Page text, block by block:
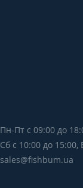
Пн-Пт с 09:00 до
Сб с 10:00 до
sales@fishbum.ua